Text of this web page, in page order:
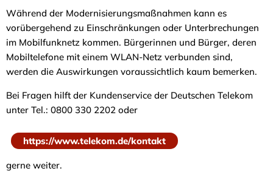
Während der Modernisierungsmaßnahmen kann es
vorübergehend zu Einschränkungen oder Unterbrechungen
im Mobilfunknetz kommen. Bürgerinnen und Bürger, deren
Mobiltelefone mit einem WLAN-Netz verbunden sind,
werden die Auswirkungen voraussichtlich kaum bemerken.
Bei Fragen hilft der Kundenservice der Deutschen Telekom
unter Tel.: 0800 330 2202 oder
https://www.telekom.de/kontakt
gerne weiter.